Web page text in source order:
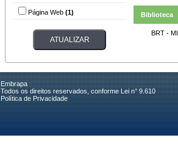
Página Web (1) Biblioteca
BRT - MI
Embrapa
Todos os direitos reservados, conforme Lei n° 9.610
Política de Privacidade